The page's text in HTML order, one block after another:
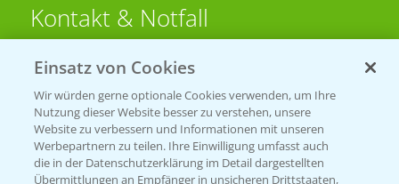
Kontakt & Notfall
Beratung auf WhatsApp
T.+49 (0)174 346 564 1
KONTAKT
Einsatz von Cookies
Wir würden gerne optionale Cookies verwenden, um Ihre
Nutzung dieser Website besser zu verstehen, unsere
Website zu verbessern und Informationen mit unseren
Werbepartnern zu teilen. Ihre Einwilligung umfasst auch
die in der Datenschutzerklärung im Detail dargestellten
Übermittlungen an Empfänger in unsicheren Drittstaaten,